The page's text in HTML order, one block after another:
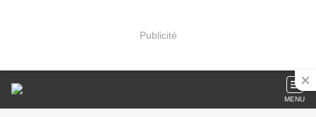
Publicité
MENU